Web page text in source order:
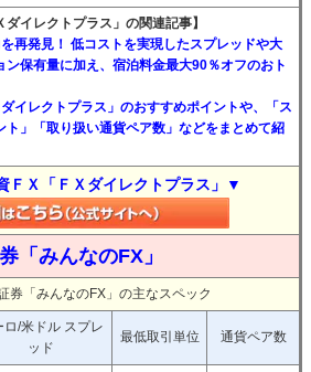
ダイレクトプラス」の関連記事】
再発見！ 低コストを実現したスプレッドや大
ン保有量に加え、宿泊料金最大90％オフのおト
イレクトプラス」のおすすめポイントや、「ス
ト」「取り扱い通貨ペア数」などをまとめて紹
ＦＸ「ＦＸダイレクトプラス」▼
「みんなのFX」
券「みんなのFX」の主なスペック
ロ/米ドル スプレ
ッド
最低取引単位 通貨ペア数